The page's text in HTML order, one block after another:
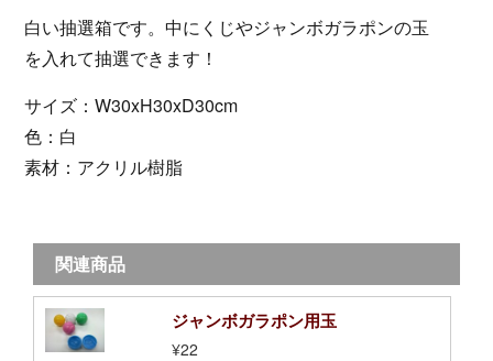
白い抽選箱です。中にくじやジャンボガラポンの玉
を入れて抽選できます！
サイズ：W30xH30xD30cm
色：白
素材：アクリル樹脂
関連商品
ジャンボガラポン用玉
¥22